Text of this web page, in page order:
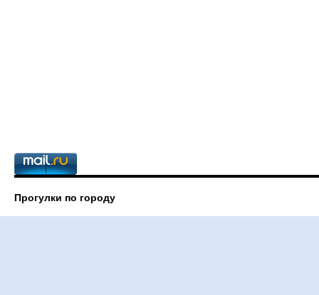
Прогулки по городу